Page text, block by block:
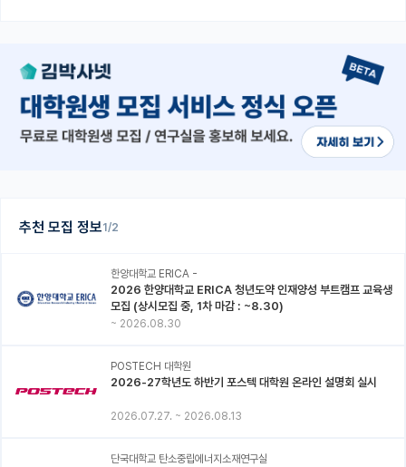
추천 모집 정보1/2
한양대학교 ERICA -
2026 한양대학교 ERICA 청년도약 인재양성 부트캠프 교육생
모집 (상시모집 중, 1차 마감 : ~8.30)
~ 2026.08.30
POSTECH 대학원
2026-27학년도 하반기 포스텍 대학원 온라인 설명회 실시
2026.07.27. ~ 2026.08.13
단국대학교 탄소중립에너지소재연구실